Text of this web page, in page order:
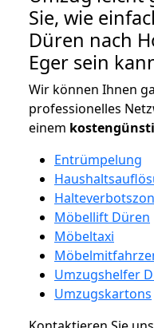
Sie, wie
Düren nach
Eger sein
Wir können Ihnen
professionelles
einem
Entrümpelung
Möbellift Düren
Möbeltaxi
Umzugshelfer
Umzugskartons